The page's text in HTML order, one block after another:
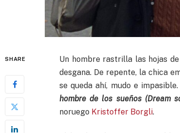
SHARE
Un hombre rastrilla las hojas
desgana. De repente, la chica
se queda ahí, mudo e
hombre de los sueños (Dream
noruego Kristoffer Borgli.